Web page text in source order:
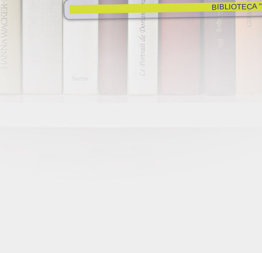
BIBLIOTECA